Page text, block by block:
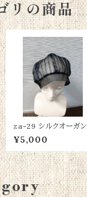
リの商品
za-29 シルクオーガン
ジーベレー帽
¥5,000